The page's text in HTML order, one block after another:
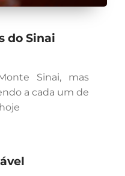
do Sinai
Sinai, mas
a cada um de